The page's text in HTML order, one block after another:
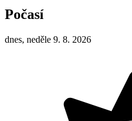
Počasí
dnes, neděle 9. 8. 2026